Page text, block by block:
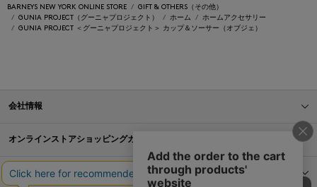
BARNEYS NEW YORK ONLINE STORE
GIFT & OTHERS（その他）
GUNIA PROJECT（グーニャプロジェクト）
ホーム
ホームアクセサリー
GUNIA PROJECT ＜グーニャプロジェクト＞ カップ＆ソーサー（オブジェ）
会社情報
オンラインストアショッピングガイド
店舗情報